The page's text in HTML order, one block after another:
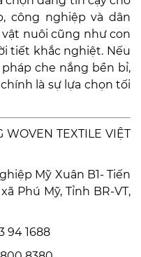
công nghiệp và dân
nuôi cũng như con
tiết khắc nghiệt. Nếu
che nắng bền bỉ,
là sự lựa chọn tối
WOVEN TEXTILE VIỆT
Mỹ Xuân B1- Tiến
Phú Mỹ, Tỉnh BR-VT,
94 1688